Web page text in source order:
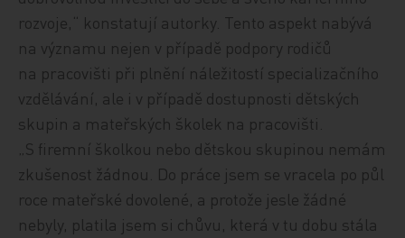
rozvoje,“ konstatují autorky. Tento aspekt nabývá
na významu nejen v případě podpory rodičů
na pracovišti při plnění náležitostí specializačního
vzdělávání, ale i v případě dostupnosti dětských
skupin a mateřských školek na pracovišti.
„S firemní školkou nebo dětskou skupinou nemám
zkušenost žádnou. Do práce jsem se vracela po půl
roce mateřské dovolené, a protože jesle žádné
nebyly, platila jsem si chůvu, která v tu dobu stála